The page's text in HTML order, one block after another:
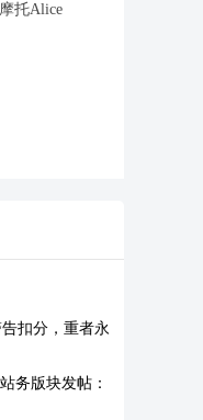
摩托Alice
扣分，重者永
务版块发帖：